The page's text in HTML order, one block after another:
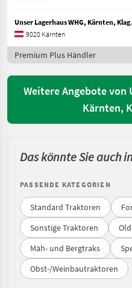
Unser
9020 Kärnten
Premium Plus Händler
Weitere Angebote von
Kärnten,
Das könnte Sie auch
PASSENDE KATEGORIEN
Standard Traktoren
Sonstige Traktoren
Mäh- und Bergtraks
Obst-/Weinbautraktoren